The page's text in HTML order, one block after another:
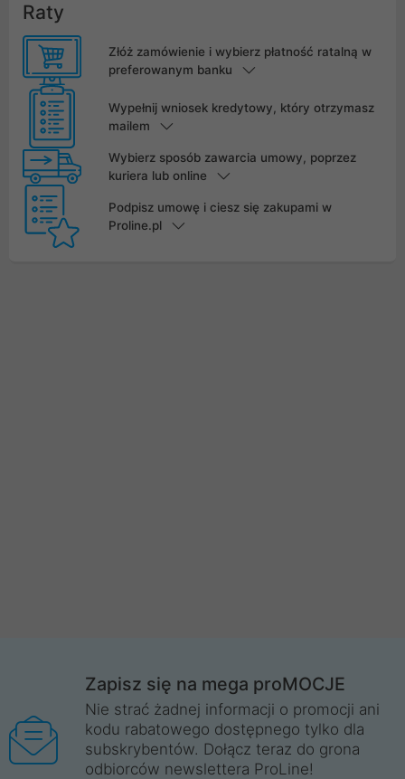
Raty
Złóż zamówienie i wybierz płatność ratalną w
preferowanym banku
Wypełnij wniosek kredytowy, który otrzymasz
mailem
Wybierz sposób zawarcia umowy, poprzez
kuriera lub online
Podpisz umowę i ciesz się zakupami w
Proline.pl
Zapisz się na mega proMOCJE
Nie strać żadnej informacji o promocji ani
kodu rabatowego dostępnego tylko dla
subskrybentów. Dołącz teraz do grona
odbiorców newslettera ProLine!